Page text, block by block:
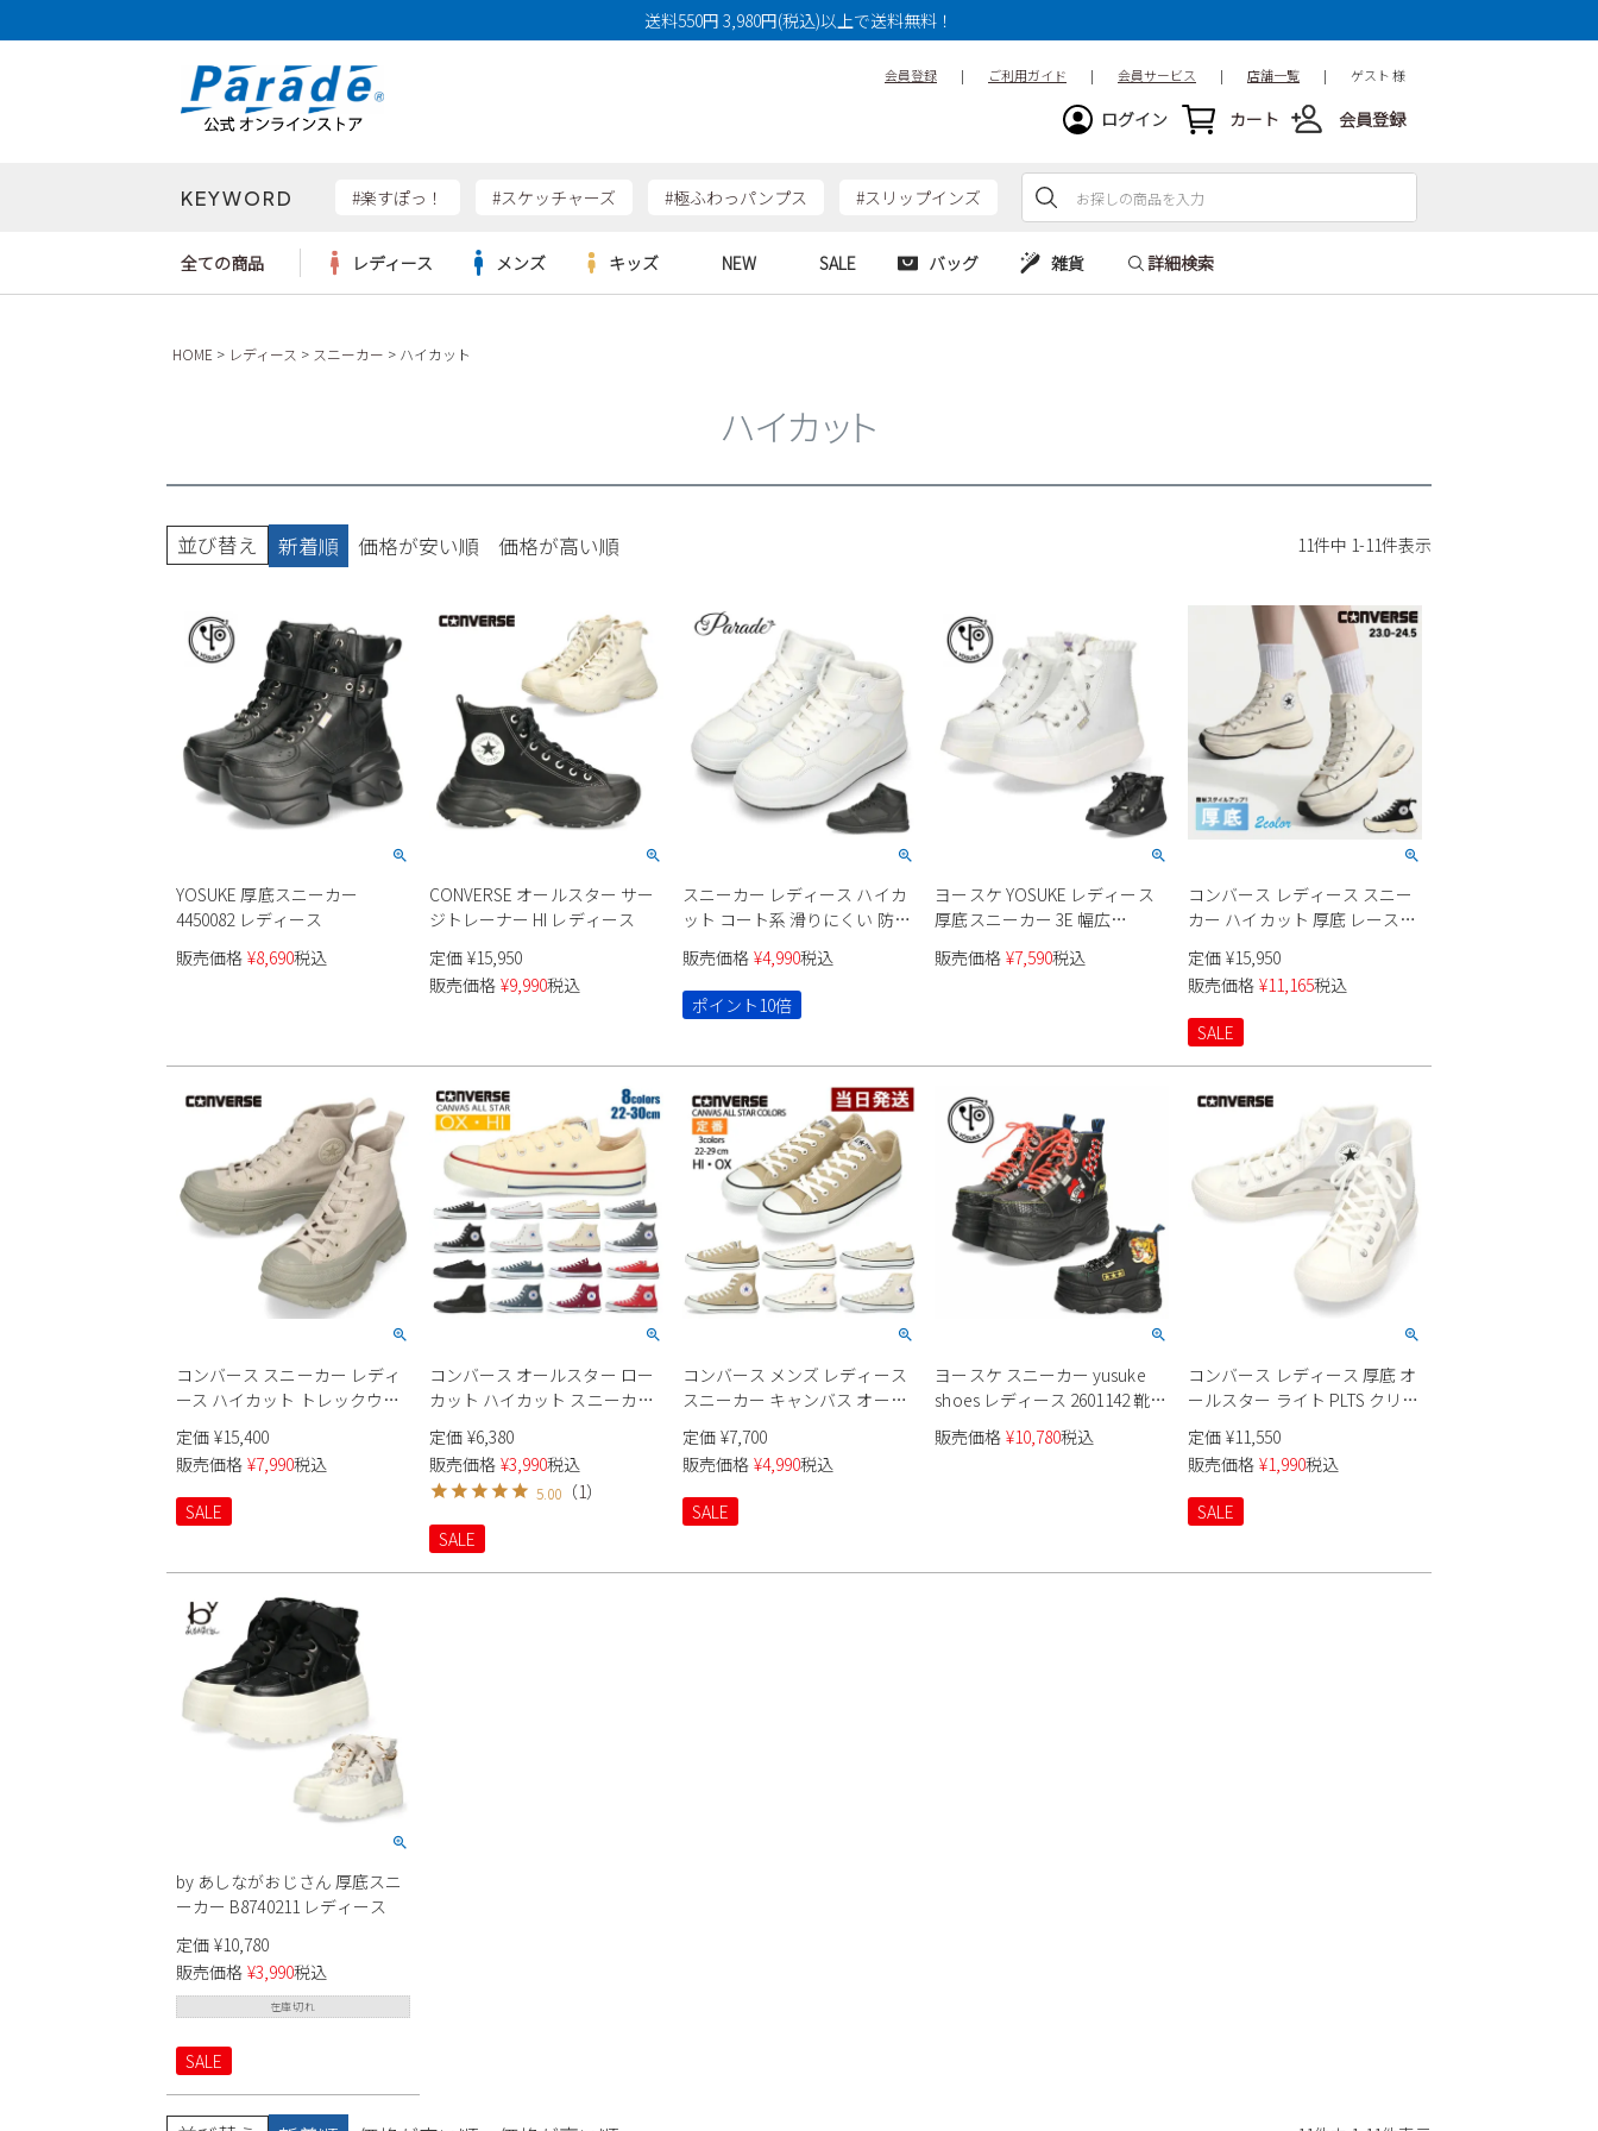
送料550円 3,980円(税込)以上で送料無料！
会員登録 | ご利用ガイド | 会員サービス | 店舗一覧 | ゲスト 様
ログイン カート 会員登録
KEYWORD #楽すぽっ！ #スケッチャーズ #極ふわっパンプス #スリップインズ
検索
全ての商品 レディース
サンダル
スニーカー
ローファー
ウェア
moz
new balance
メンズ
サンダル
ビジネス・ドレスシューズ
ローファー
ウェア
EDWIN
キッズ
サンダル
スクール
フォーマル
ブーツ
NEW
レディース新入荷
SALE
レディースSALE
バッグ
リュック
ビジネスバッグ
雑貨
ケア用品
詳細検索
HOME レディース スニーカー ハイカット
ハイカット
並び替え 新着順 価格が安い順 価格が高い順 11件中 1-11件表示
YOSUKE 厚底スニーカー
4450082 レディース
販売価格 ¥8,690税込
CONVERSE オールスター サー
ジトレーナー HI レディース
定価 ¥15,950
販売価格 ¥9,990税込
スニーカー レディース ハイカ
ット コート系 滑りにくい 防滑
4cm防水 スポーツ 黒 ブラック
白 ホワイト Parade 91702 ふん
わりインソール
販売価格 ¥4,990税込
ポイント10倍
ヨースケ YOSUKE レディース
厚底スニーカー 3E 幅広
4450062 ホワイト ブラック 靴
5cm レースアップ フリル サテ
販売価格 ¥7,590税込
コンバース レディース スニー
カー ハイカット 厚底 レースア
ップ オールスター サージトレ
ーナー SURGETRAINER HI
CONVERSE ALL STAR 31312401
31312402 オフホワイト ブラッ
ク 紐靴 黒 白 カジュアル シン
プル レトロスポーティ シュー
ズ
定価 ¥15,950
販売価格 ¥11,165税込
SALE
コンバース スニーカー レディ
ース ハイカット トレックウエ
ーブ 厚底 オールスター
CONVERSE ALL STAR
TREKWAVE HI 312440
定価 ¥15,400
販売価格 ¥7,990税込
SALE
コンバース オールスター ロー
カット ハイカット スニーカー
レディース メンズ CONVERSE
OX HI キャンバス CANVAS ALL
STAR 靴 定番 国内正規品 JPN
印有り ブラック ホワイト ネイ
ビー レッド
定価 ¥6,380
販売価格 ¥3,990税込
5.00（1）
SALE
コンバース メンズ レディース
スニーカー キャンバス オール
スター カラーズ OX HI
CONVERSE 定番 ホワイト ベー
ジュ ライトグレイ
定価 ¥7,700
販売価格 ¥4,990税込
SALE
ヨースケ スニーカー yusuke
shoes レディース 2601142 靴
ワッペン付き厚底スニーカ 3E
ハイカット レースアップ 安定
販売価格 ¥10,780税込
コンバース レディース 厚底 オ
ールスター ライト PLTS クリア
マテリアル HI ハイカット ALL
STAR LIGHT PLTS
CLEARMATERIAL 白 スニーカー
31312020
定価 ¥11,550
販売価格 ¥1,990税込
SALE
by あしながおじさん 厚底スニ
ーカー B8740211 レディース
定価 ¥10,780
販売価格 ¥3,990税込
在庫切れ
SALE